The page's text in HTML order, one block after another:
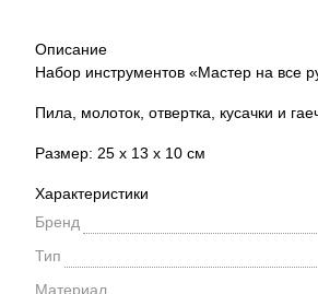
Описание
Набор инструментов «Мастер на все
Пила, молоток, отвертка, кусачки и
Размер: 25 x 13 x 10 см
Характеристики
Бренд
Тип
Материал